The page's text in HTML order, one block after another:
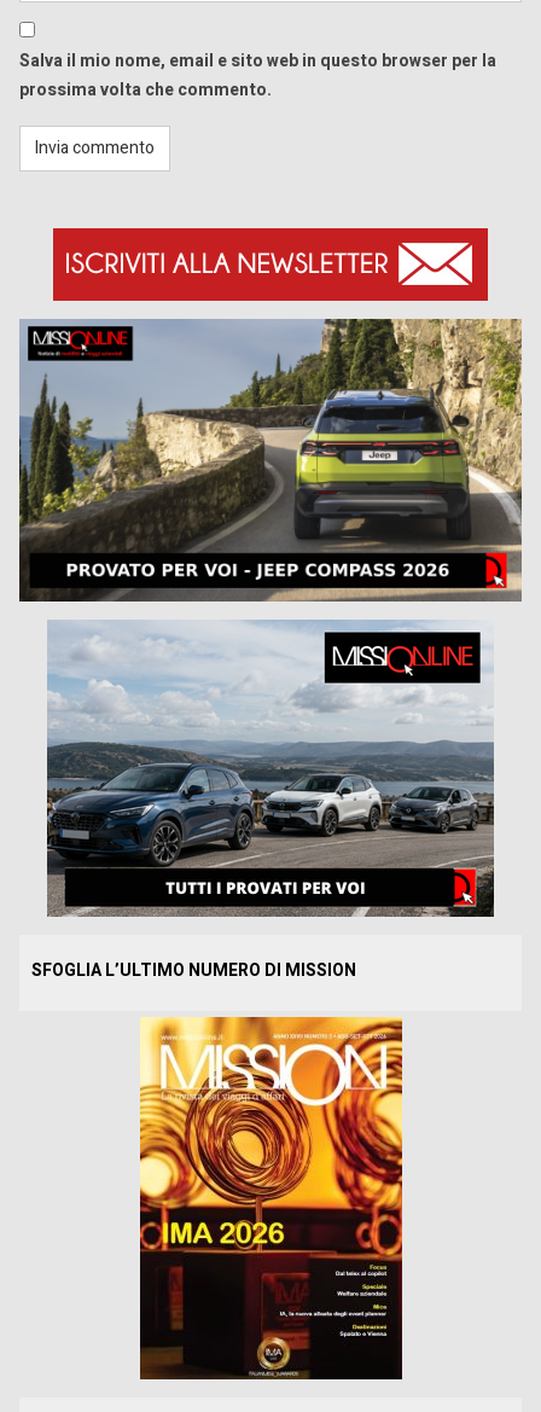
Salva il mio nome, email e sito web in questo browser per la
prossima volta che commento.
SFOGLIA L’ULTIMO NUMERO DI MISSION